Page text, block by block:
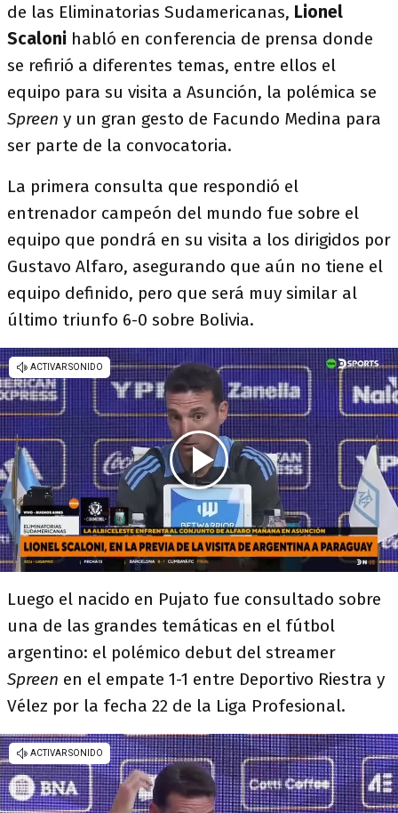
de las Eliminatorias Sudamericanas, Lionel
Scaloni habló en conferencia de prensa donde
se refirió a diferentes temas, entre ellos el
equipo para su visita a Asunción, la polémica se
Spreen y un gran gesto de Facundo Medina para
ser parte de la convocatoria.
La primera consulta que respondió el
entrenador campeón del mundo fue sobre el
equipo que pondrá en su visita a los dirigidos por
Gustavo Alfaro, asegurando que aún no tiene el
equipo definido, pero que será muy similar al
último triunfo 6-0 sobre Bolivia.
Luego el nacido en Pujato fue consultado sobre
una de las grandes temáticas en el fútbol
argentino: el polémico debut del streamer
Spreen en el empate 1-1 entre Deportivo Riestra y
Vélez por la fecha 22 de la Liga Profesional.